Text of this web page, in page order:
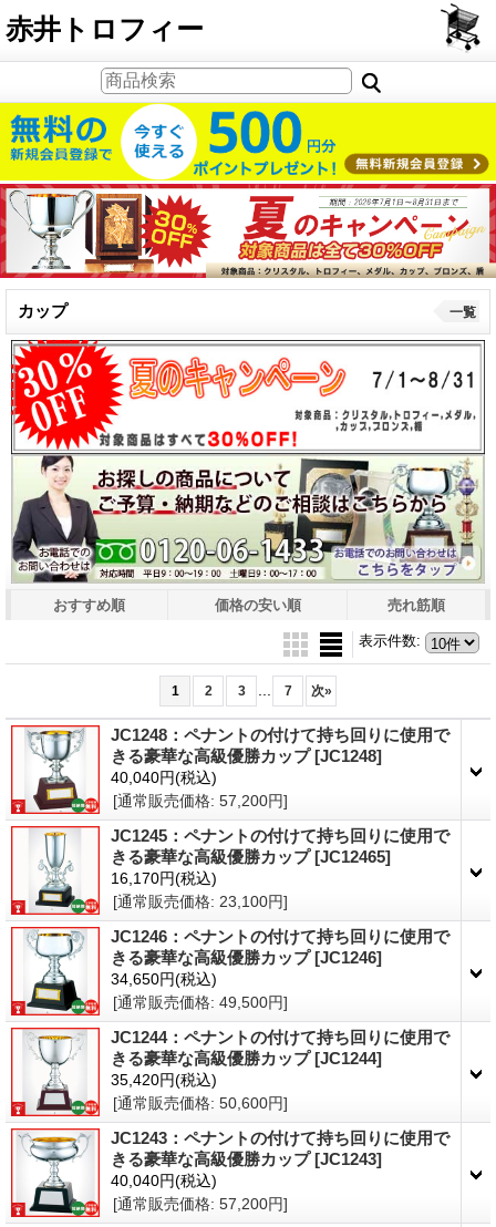
PCサイト
赤井トロフィー
カップ 一覧
おすすめ順 価格の安い順 売れ筋順
表示件数:
1 2 3 ... 7 次»
JC1248：ペナントの付けて持ち回りに使用で
きる豪華な高級優勝カップ [JC1248]
40,040円(税込)
[通常販売価格: 57,200円]
JC1245：ペナントの付けて持ち回りに使用で
きる豪華な高級優勝カップ [JC12465]
16,170円(税込)
[通常販売価格: 23,100円]
JC1246：ペナントの付けて持ち回りに使用で
きる豪華な高級優勝カップ [JC1246]
34,650円(税込)
[通常販売価格: 49,500円]
JC1244：ペナントの付けて持ち回りに使用で
きる豪華な高級優勝カップ [JC1244]
35,420円(税込)
[通常販売価格: 50,600円]
JC1243：ペナントの付けて持ち回りに使用で
きる豪華な高級優勝カップ [JC1243]
40,040円(税込)
[通常販売価格: 57,200円]